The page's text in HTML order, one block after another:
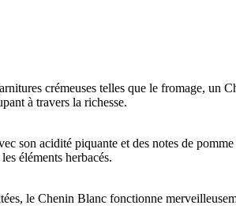
crémeuses telles que le fromage, un
à travers la richesse.
son acidité piquante et des notes de
éléments herbacés.
le Chenin Blanc fonctionne